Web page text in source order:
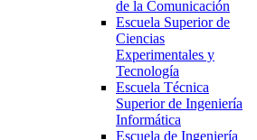
de la Comunicación
Escuela Superior de
Ciencias
Experimentales y
Tecnología
Escuela Técnica
Superior de Ingeniería
Informática
Escuela de Ingeniería